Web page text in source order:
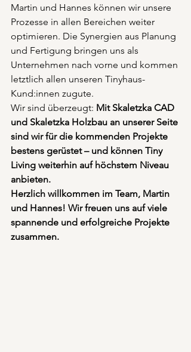
Martin und Hannes können wir unsere
Prozesse in allen Bereichen weiter
optimieren. Die Synergien aus Planung
und Fertigung bringen uns als
Unternehmen nach vorne und kommen
letztlich allen unseren Tinyhaus-
Kund:innen zugute.
Wir sind überzeugt: Mit Skaletzka CAD
und Skaletzka Holzbau an unserer Seite
sind wir für die kommenden Projekte
bestens gerüstet – und können Tiny
Living weiterhin auf höchstem Niveau
anbieten.
Herzlich willkommen im Team, Martin
und Hannes! Wir freuen uns auf viele
spannende und erfolgreiche Projekte
zusammen.